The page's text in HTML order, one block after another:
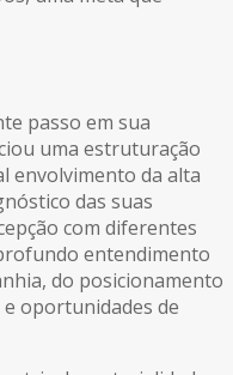
passo em sua
uma estruturação
envolvimento da alta
das suas
com diferentes
entendimento
do posicionamento
oportunidades de